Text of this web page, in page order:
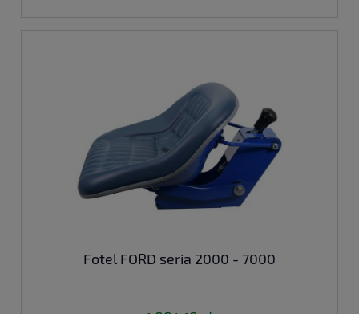
Fotel FORD seria 2000 - 7000